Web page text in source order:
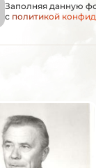
Заполняя данную
с политикой